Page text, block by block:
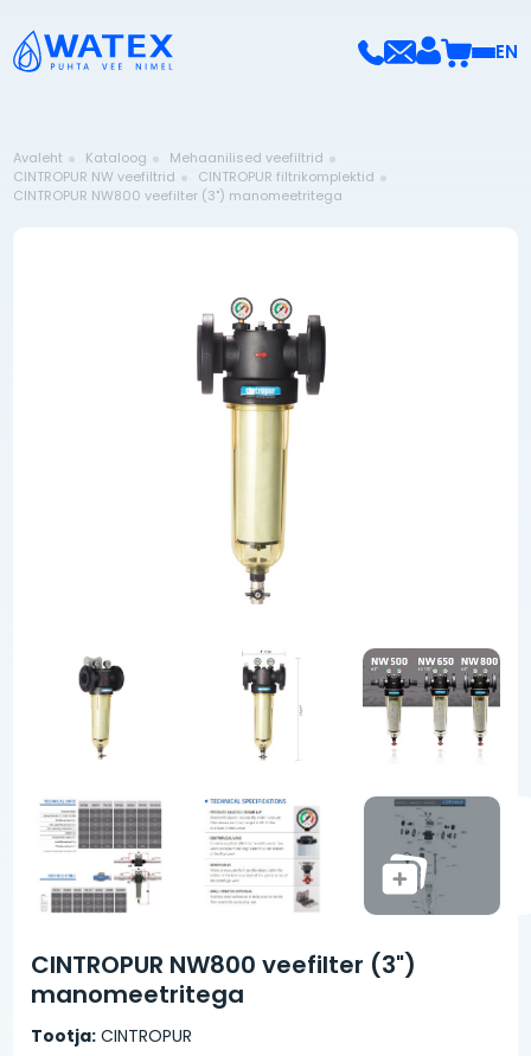
EN
Avaleht Kataloog
Mehaanilised veefiltrid
CINTROPUR NW veefiltrid
CINTROPUR filtrikomplektid
CINTROPUR NW800 veefilter (3") manomeetritega
CINTROPUR NW800 veefilter (3")
manomeetritega
Tootja: CINTROPUR